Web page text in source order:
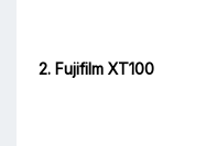
2. Fujifilm XT100